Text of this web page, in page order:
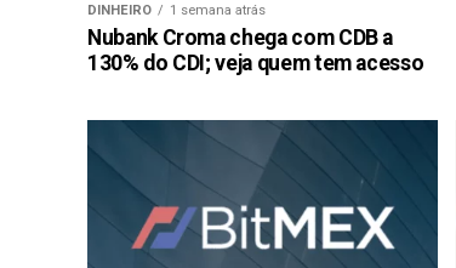
DINHEIRO 1 semana atrás
Nubank Croma chega com CDB a
130% do CDI; veja quem tem acesso